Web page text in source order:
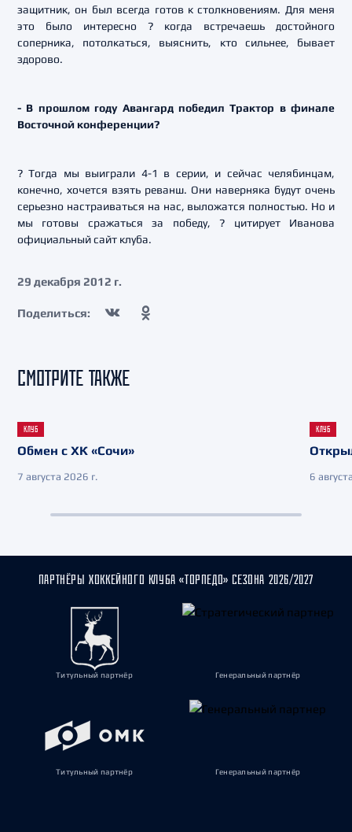
защитник, он был всегда готов к столкновениям. Для меня
это было интересно ? когда встречаешь достойного
соперника, потолкаться, выяснить, кто сильнее, бывает
здорово.
- В прошлом году Авангард победил Трактор в финале
Восточной конференции?
? Тогда мы выиграли 4-1 в серии, и сейчас челябинцам,
конечно, хочется взять реванш. Они наверняка будут очень
серьезно настраиваться на нас, выложатся полностью. Но и
мы готовы сражаться за победу, ? цитирует Иванова
официальный сайт клуба.
29 декабря 2012 г.
Поделиться:
СМОТРИТЕ ТАКЖЕ
КЛУБ
Обмен с ХК «Сочи»
7 августа 2026 г.
КЛУБ
6
ПАРТНЁРЫ ХОККЕЙНОГО КЛУБА «ТОРПЕДО» СЕЗОНА 2026/2027
Титульный партнёр Генеральный партнёр
Титульный партнёр Генеральный партнёр